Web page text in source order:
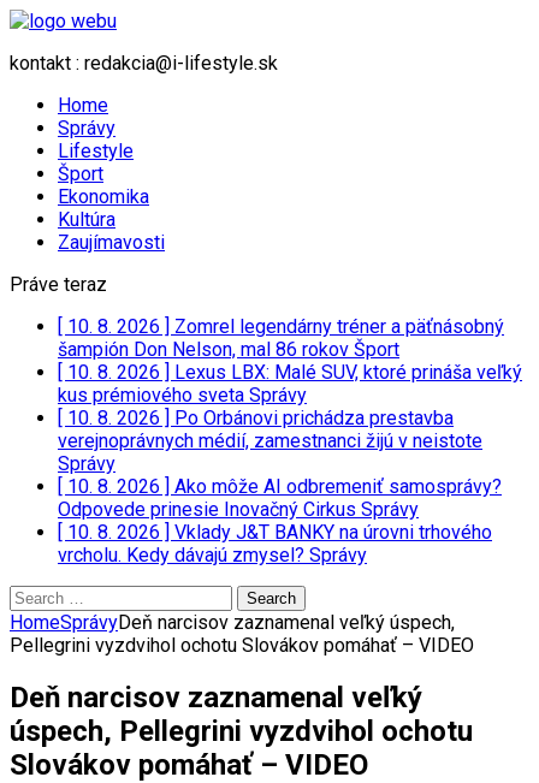
kontakt : redakcia@i-lifestyle.sk
Home
Správy
Lifestyle
Šport
Ekonomika
Kultúra
Zaujímavosti
Práve teraz
[ 10. 8. 2026 ] Zomrel legendárny tréner a päťnásobný
šampión Don Nelson, mal 86 rokov Šport
[ 10. 8. 2026 ] Lexus LBX: Malé SUV, ktoré prináša veľký
kus prémiového sveta Správy
[ 10. 8. 2026 ] Po Orbánovi prichádza prestavba
verejnoprávnych médií, zamestnanci žijú v neistote
Správy
[ 10. 8. 2026 ] Ako môže AI odbremeniť samosprávy?
Odpovede prinesie Inovačný Cirkus Správy
[ 10. 8. 2026 ] Vklady J&T BANKY na úrovni trhového
vrcholu. Kedy dávajú zmysel? Správy
Search
for:
HomeSprávyDeň narcisov zaznamenal veľký úspech,
Pellegrini vyzdvihol ochotu Slovákov pomáhať – VIDEO
Deň narcisov zaznamenal veľký
úspech, Pellegrini vyzdvihol ochotu
Slovákov pomáhať – VIDEO